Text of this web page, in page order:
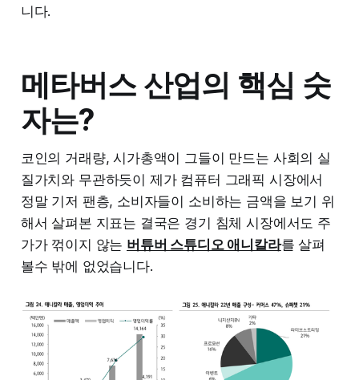
니다.
메타버스 산업의 핵심 숫
자는?
코인의 거래량, 시가총액이 그들이 만드는 사회의 실
질가치와 무관하듯이 제가 컴퓨터 그래픽 시장에서
정말 기저 팬층, 소비자들이 소비하는 금액을 보기 위
해서 살펴본 지표는 결국은 경기 침체 시장에서도 주
가가 꺾이지 않는 버튜버 스튜디오 애니칼라를 살펴
볼수 밖에 없었습니다.